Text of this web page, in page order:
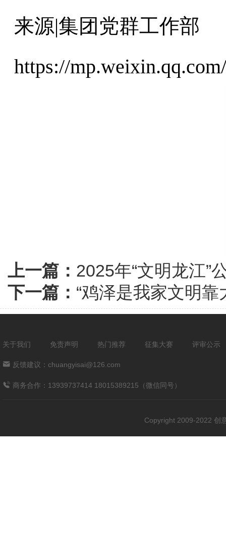
来源|集团党群工作部
https://
上一篇： 2025年“文明龙江”
下一篇： “鸡泽是我家文明
关于我们 免责声明 热门推荐 征集大赛 评审公示
反馈建议：chuangyisai@126.com
商务合作：13939737414 18015389215（微信同号）
Copyright 2009-2022 创